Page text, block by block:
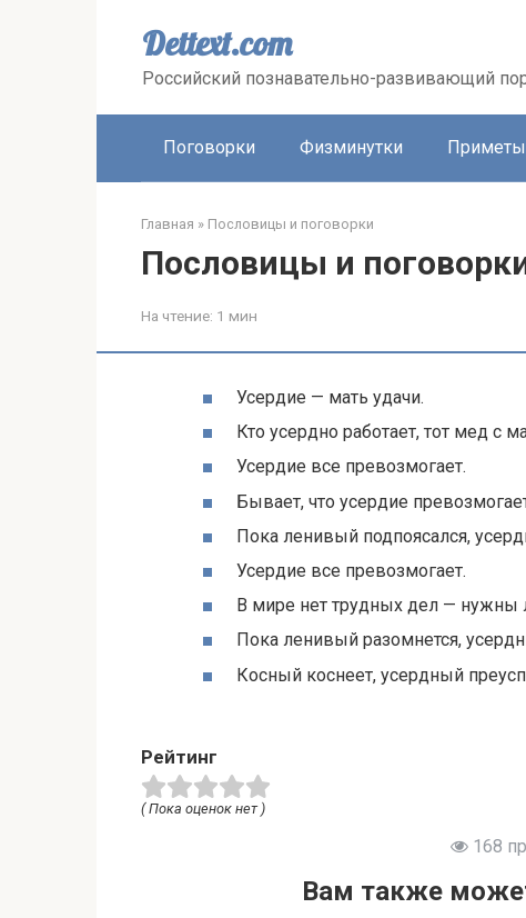
Dettext.com
Российский познавательно-развивающий
Поговорки Физминутки Приметы
Главная » Пословицы и поговорки
Пословицы и
На чтение: 1 мин
Усердие — мать удачи.
Кто усердно работает, тот мед с
Усердие все превозмогает.
Бывает, что усердие
Пока ленивый подпоясался,
Усердие все превозмогает.
В мире нет трудных дел —
Пока ленивый разомнется,
Косный коснеет, усердный
Рейтинг
( Пока оценок нет )
168
Вам также